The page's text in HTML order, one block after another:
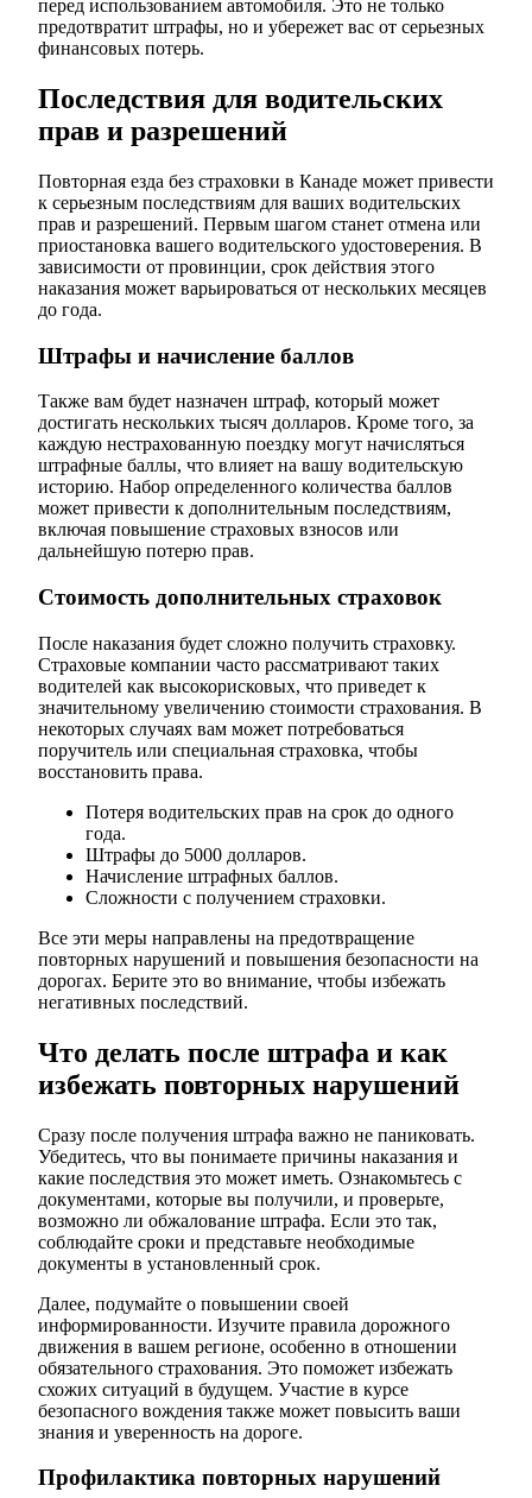
перед использованием автомобиля. Это не только
предотвратит штрафы, но и убережет вас от серьезных
финансовых потерь.
Последствия для водительских
прав и разрешений
Повторная езда без страховки в Канаде может привести
к серьезным последствиям для ваших водительских
прав и разрешений. Первым шагом станет отмена или
приостановка вашего водительского удостоверения. В
зависимости от провинции, срок действия этого
наказания может варьироваться от нескольких месяцев
до года.
Штрафы и начисление баллов
Также вам будет назначен штраф, который может
достигать нескольких тысяч долларов. Кроме того, за
каждую нестрахованную поездку могут начисляться
штрафные баллы, что влияет на вашу водительскую
историю. Набор определенного количества баллов
может привести к дополнительным последствиям,
включая повышение страховых взносов или
дальнейшую потерю прав.
Стоимость дополнительных страховок
После наказания будет сложно получить страховку.
Страховые компании часто рассматривают таких
водителей как высокорисковых, что приведет к
значительному увеличению стоимости страхования. В
некоторых случаях вам может потребоваться
поручитель или специальная страховка, чтобы
восстановить права.
Потеря водительских прав на срок до одного
года.
Штрафы до 5000 долларов.
Начисление штрафных баллов.
Сложности с получением страховки.
Все эти меры направлены на предотвращение
повторных нарушений и повышения безопасности на
дорогах. Берите это во внимание, чтобы избежать
негативных последствий.
Что делать после штрафа и как
избежать повторных нарушений
Сразу после получения штрафа важно не паниковать.
Убедитесь, что вы понимаете причины наказания и
какие последствия это может иметь. Ознакомьтесь с
документами, которые вы получили, и проверьте,
возможно ли обжалование штрафа. Если это так,
соблюдайте сроки и представьте необходимые
документы в установленный срок.
Далее, подумайте о повышении своей
информированности. Изучите правила дорожного
движения в вашем регионе, особенно в отношении
обязательного страхования. Это поможет избежать
схожих ситуаций в будущем. Участие в курсе
безопасного вождения также может повысить ваши
знания и уверенность на дороге.
Профилактика повторных нарушений